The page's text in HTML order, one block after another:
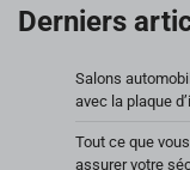
Derniers
Salons
avec la plaque
Tout ce que
assurer votre